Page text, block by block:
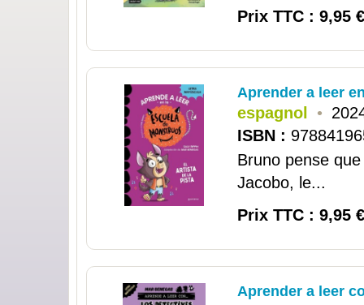
Prix TTC : 9,95 €
Aprender a leer
espagnol •
ISBN :
Bruno pense
Jacobo, le...
Prix TTC : 9,95 €
Aprender a leer